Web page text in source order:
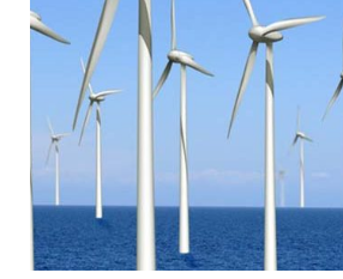
von Nicole Fröhlich